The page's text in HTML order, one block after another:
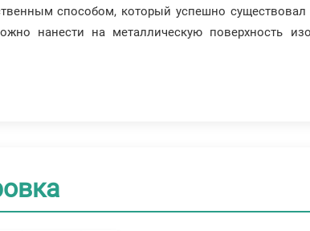
способом, который успешно существовал
нанести на металлическую поверхность